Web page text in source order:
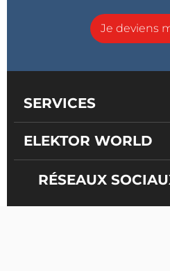
Je deviens
SERVICES
ELEKTOR WORLD
RÉSEAUX